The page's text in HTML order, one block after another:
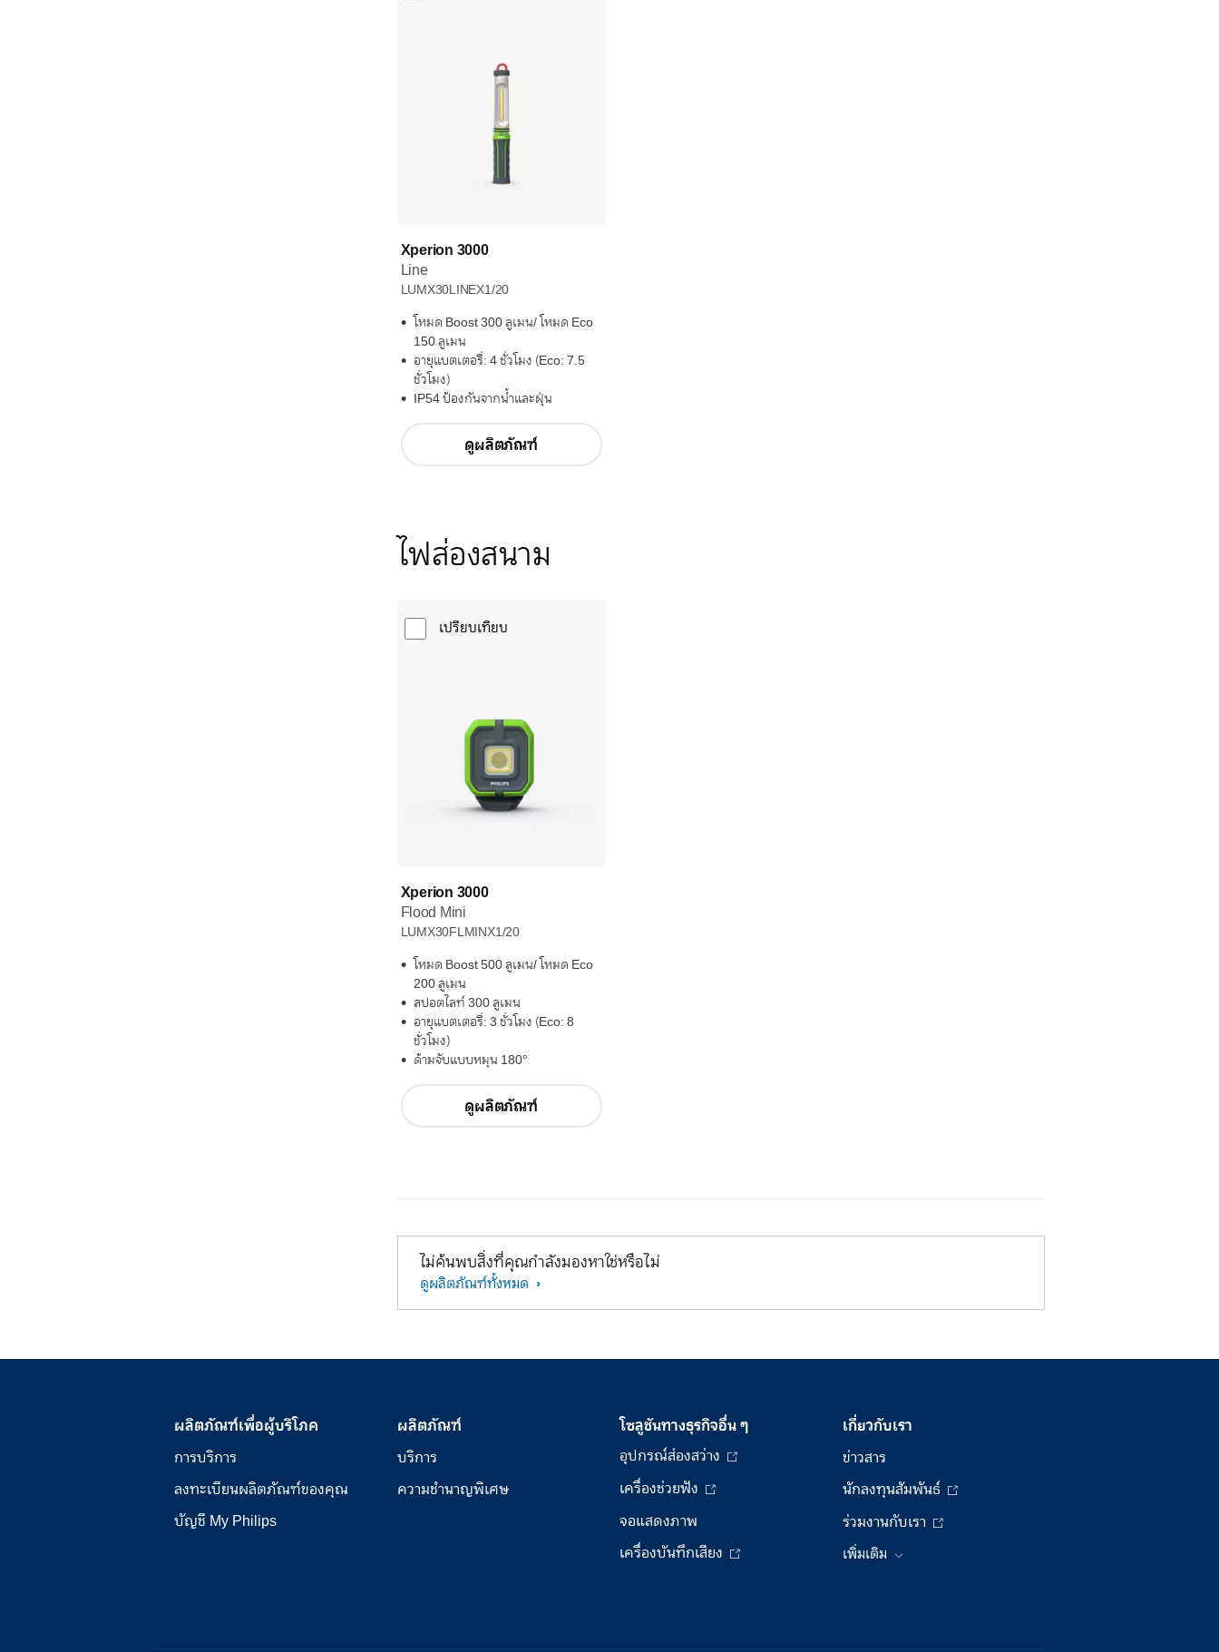
Xperion 3000
Line
LUMX30LINEX1/20
โหมด Boost 300 ลูเมน/ โหมด Eco
150 ลูเมน
อายุแบตเตอรี่: 4 ชั่วโมง (Eco: 7.5
ชั่วโมง)
IP54 ป้องกันจากน้ำและฝุ่น
ดูผลิตภัณฑ์
ไฟส่องสนาม
เปรียบเทียบ
Xperion 3000
Flood Mini
LUMX30FLMINX1/20
โหมด Boost 500 ลูเมน/ โหมด Eco
200 ลูเมน
สปอตไลท์ 300 ลูเมน
อายุแบตเตอรี่: 3 ชั่วโมง (Eco: 8
ชั่วโมง)
ด้ามจับแบบหมุน 180°
ดูผลิตภัณฑ์
ไม่ค้นพบสิ่งที่คุณกำลังมองหาใช่หรือไม่
ดูผลิตภัณฑ์ทั้งหมด
ผลิตภัณฑ์เพื่อผู้บริโภค
การบริการ
ลงทะเบียนผลิตภัณฑ์ของคุณ
บัญชี My Philips
ผลิตภัณฑ์
บริการ
ความชำนาญพิเศษ
โซลูชันทางธุรกิจอื่น ๆ
อุปกรณ์ส่องสว่าง
เครื่องช่วยฟัง
จอแสดงภาพ
เครื่องบันทึกเสียง
เกี่ยวกับเรา
ข่าวสาร
นักลงทุนสัมพันธ์
ร่วมงานกับเรา
เพิ่มเติม